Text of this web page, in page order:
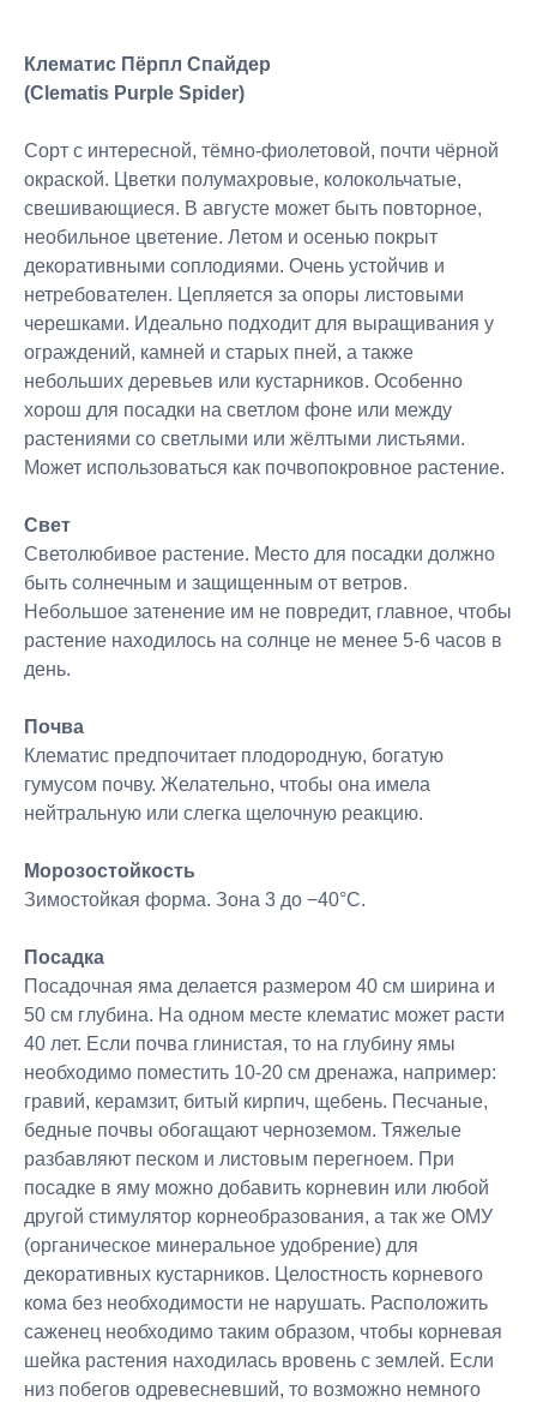
Клематис Пёрпл Спайдер
(Clematis Purple Spider)
Сорт с интересной, тёмно-фиолетовой, почти чёрной
окраской. Цветки полумахровые, колокольчатые,
свешивающиеся. В августе может быть повторное,
необильное цветение. Летом и осенью покрыт
декоративными соплодиями. Очень устойчив и
нетребователен. Цепляется за опоры листовыми
черешками. Идеально подходит для выращивания у
ограждений, камней и старых пней, а также
небольших деревьев или кустарников. Особенно
хорош для посадки на светлом фоне или между
растениями со светлыми или жёлтыми листьями.
Может использоваться как почвопокровное растение.
Свет
Светолюбивое растение. Место для посадки должно
быть солнечным и защищенным от ветров.
Небольшое затенение им не повредит, главное, чтобы
растение находилось на солнце не менее 5-6 часов в
день.
Почва
Клематис предпочитает плодородную, богатую
гумусом почву. Желательно, чтобы она имела
нейтральную или слегка щелочную реакцию.
Морозостойкость
Зимостойкая форма. Зона 3 до −40°C.
Посадка
Посадочная яма делается размером 40 см ширина и
50 см глубина. На одном месте клематис может расти
40 лет. Если почва глинистая, то на глубину ямы
необходимо поместить 10-20 см дренажа, например:
гравий, керамзит, битый кирпич, щебень. Песчаные,
бедные почвы обогащают черноземом. Тяжелые
разбавляют песком и листовым перегноем. При
посадке в яму можно добавить корневин или любой
другой стимулятор корнеобразования, а так же ОМУ
(органическое минеральное удобрение) для
декоративных кустарников. Целостность корневого
кома без необходимости не нарушать. Расположить
саженец необходимо таким образом, чтобы корневая
шейка растения находилась вровень с землей. Если
низ побегов одревесневший, то возможно немного